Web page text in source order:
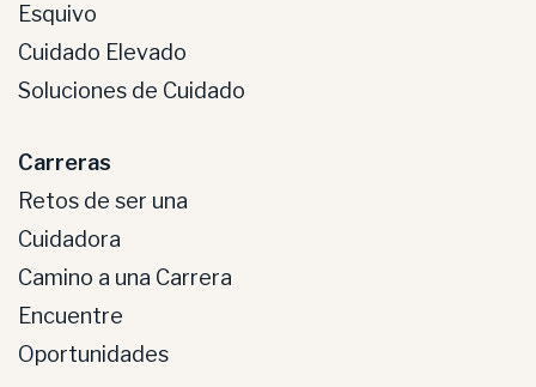
Esquivo
Cuidado Elevado
Soluciones de Cuidado
Carreras
Retos de ser una
Cuidadora
Camino a una Carrera
Encuentre
Oportunidades